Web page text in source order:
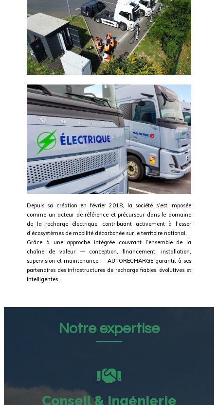
Depuis sa création en février 2018, la société s’est imposée
comme un acteur de référence et précurseur dans le domaine
de la recharge électrique, contribuant activement à l’essor
d’écosystèmes de mobilité décarbonée sur le territoire national.
Grâce à une approche intégrée couvrant l’ensemble de la
chaîne de valeur — conception, financement, installation,
supervision et maintenance — AUTORECHARGE garantit à ses
partenaires des infrastructures de recharge fiables, évolutives et
intelligentes.
Notre expertise
Conseil & ingénierie